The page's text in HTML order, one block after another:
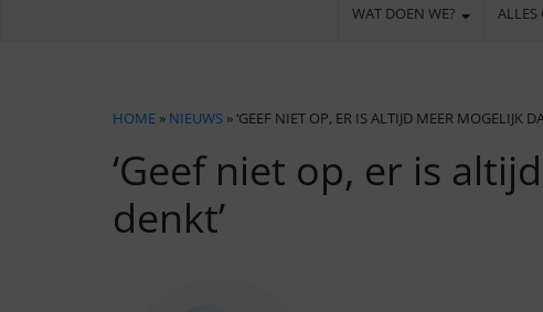
WAT DOEN WE? ALLES
HOME » NIEUWS » ‘GEEF NIET OP, ER IS ALTIJD MEER MOGELIJK
‘Geef niet op, er is
denkt’